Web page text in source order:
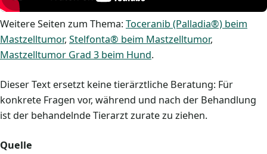
Weitere Seiten zum Thema: Toceranib (Palladia®) beim
Mastzelltumor, Stelfonta® beim Mastzelltumor,
Mastzelltumor Grad 3 beim Hund.
Dieser Text ersetzt keine tierärztliche Beratung: Für
konkrete Fragen vor, während und nach der Behandlung
ist der behandelnde Tierarzt zurate zu ziehen.
Quelle